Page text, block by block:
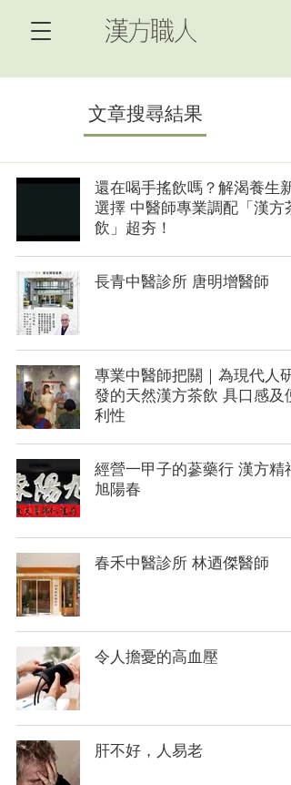
文章搜尋結果
還在喝手搖飲嗎？解渴養生新
選擇 中醫師專業調配「漢方茶
飲」超夯！
長青中醫診所 唐明增醫師
專業中醫師把關｜為現代人研
發的天然漢方茶飲 具口感及便
利性
經營一甲子的蔘藥行 漢方精神
旭陽春
春禾中醫診所 林迺傑醫師
令人擔憂的高血壓
肝不好，人易老